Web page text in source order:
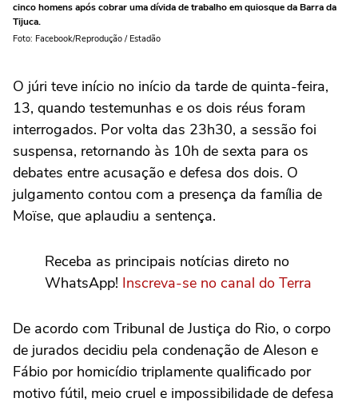
cinco homens após cobrar uma dívida de trabalho em quiosque da Barra da
Tijuca.
Foto: Facebook/Reprodução / Estadão
O júri teve início no início da tarde de quinta-feira,
13, quando testemunhas e os dois réus foram
interrogados. Por volta das 23h30, a sessão foi
suspensa, retornando às 10h de sexta para os
debates entre acusação e defesa dos dois. O
julgamento contou com a presença da família de
Moïse, que aplaudiu a sentença.
Receba as principais notícias direto no
WhatsApp! Inscreva-se no canal do Terra
De acordo com Tribunal de Justiça do Rio, o corpo
de jurados decidiu pela condenação de Aleson e
Fábio por homicídio triplamente qualificado por
motivo fútil, meio cruel e impossibilidade de defesa